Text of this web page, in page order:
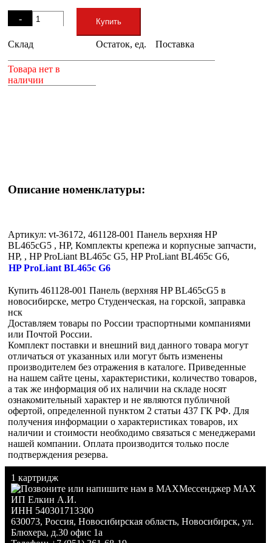
-
+
Купить
Склад Остаток, ед. Поставка
Товара нет в
наличии
Описание номенклатуры:
Артикул: vt-36172, 461128-001 Панель верхняя HP
BL465cG5 , HP, Комплекты крепежа и корпусные запчасти,
HP, , HP ProLiant BL465c G5, HP ProLiant BL465c G6,
HP ProLiant BL465c G6
Купить 461128-001 Панель (верхняя HP BL465cG5 в
новосибирске, метро Студенческая, на горской, заправка
нск
Доставляем товары по России траспортными компаниями
или Почтой России.
Комплект поставки и внешний вид данного товара могут
отличаться от указанных или могут быть изменены
производителем без отражения в каталоге. Приведенные
на нашем сайте цены, характеристики, количество товаров,
а так же информация об их наличии на складе носят
ознакомительный характер и не являются публичной
офертой, определенной пунктом 2 статьи 437 ГК РФ. Для
получения информации о характеристиках товаров, их
наличии и стоимости необходимо связаться с менеджерами
нашей компании. Оплата производится только после
подтверждения резерва.
1 картридж
Мессенджер MAX
ИП Елкин А.И.
ИНН 540301713300
630073, Россия, Новосибирская область, Новосибирск, ул.
Блюхера, д.30 офис 1а